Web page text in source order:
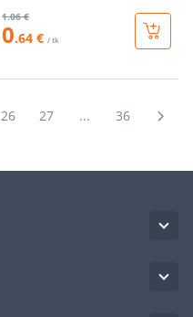
1.06 €
0.64 € / tk
26 27 ... 36